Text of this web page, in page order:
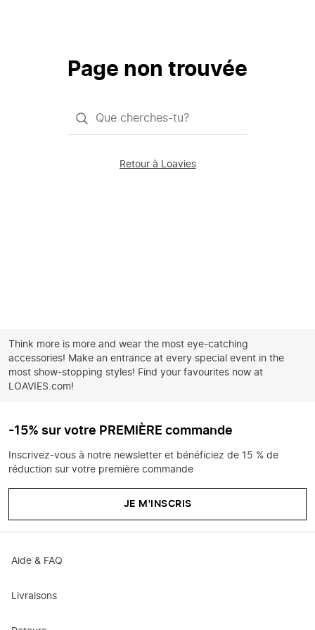
Page non trouvée
Qu'est-
Retour à Loavies
Think more is more and wear the most eye-catching
accessories! Make an entrance at every special event in the
most show-stopping styles! Find your favourites now at
LOAVIES.com!
-15% sur votre PREMIÈRE commande
Inscrivez-vous à notre newsletter et bénéficiez de 15 % de
réduction sur votre première commande
JE M'INSCRIS
Aide & FAQ
Livraisons